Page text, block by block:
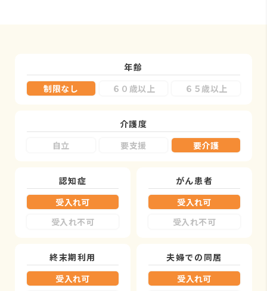
年齢
制限なし
６０歳以上 ６５歳以上
介護度
自立
要支援 要介護
認知症
受入れ可
受入れ不可
がん患者
受入れ可
受入れ不可
終末期利用
受入れ可
夫婦での同居
受入れ可